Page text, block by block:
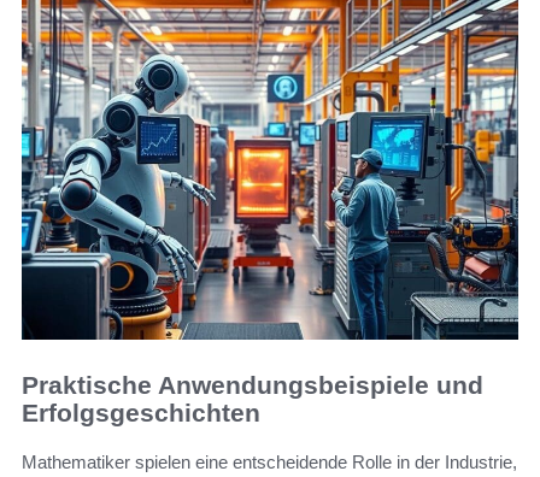
Praktische Anwendungsbeispiele und
Erfolgsgeschichten
Mathematiker spielen eine entscheidende Rolle in der Industrie,